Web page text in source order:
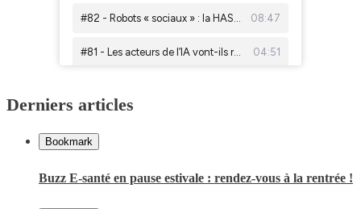
Derniers articles
Bookmark
Buzz E-santé en pause estivale : rendez-vous à la rentrée !